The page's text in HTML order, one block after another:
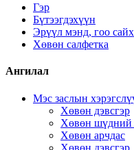
Гэр
Бүтээгдэхүүн
Эрүүл мэнд, гоо
Хөвөн салфетка
Ангилал
Мэс заслын
Хөвөн дэвсгэр
Хөвөн шүдний
Хөвөн арчдас
Хөвөн дэвсгэр